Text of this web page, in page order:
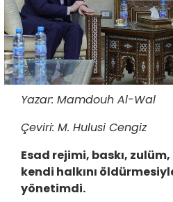
Yazar: Mamdouh Al-Wal
Çeviri: M. Hulusi Cengiz
Esad rejimi, baskı,
kendi halkını
yönetimdi.